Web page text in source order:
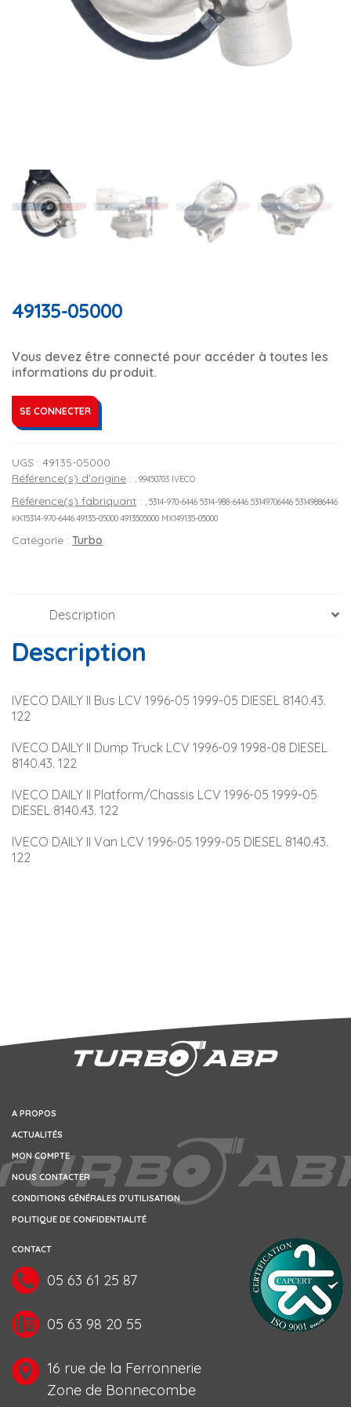
49135-05000
Vous devez être connecté pour accéder à toutes les
informations du produit.
SE CONNECTER
UGS : 49135-05000
Référence(s) d'origine : , 99450703 IVECO
Référence(s) fabriquant : , 5314-970-6446 5314-988-6446 53149706446 53149886446
KK15314-970-6446 49135-05000 4913505000 MX149135-05000
Catégorie : Turbo
Description
Description
IVECO DAILY II Bus LCV 1996-05 1999-05 DIESEL 8140.43.
122
IVECO DAILY II Dump Truck LCV 1996-09 1998-08 DIESEL
8140.43. 122
IVECO DAILY II Platform/Chassis LCV 1996-05 1999-05
DIESEL 8140.43. 122
IVECO DAILY II Van LCV 1996-05 1999-05 DIESEL 8140.43.
122
A PROPOS
ACTUALITÉS
MON COMPTE
NOUS CONTACTER
CONDITIONS GÉNÉRALES D’UTILISATION
POLITIQUE DE CONFIDENTIALITÉ
CONTACT
05 63 61 25 87
05 63 98 20 55
16 rue de la Ferronnerie
Zone de Bonnecombe